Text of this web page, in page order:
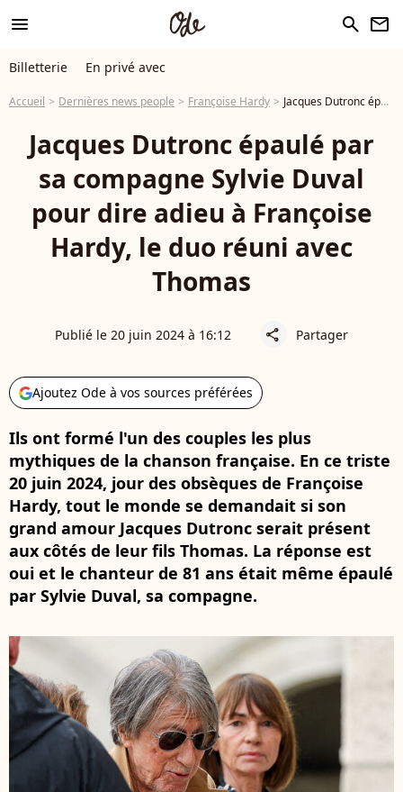
menu search newsletter
Billetterie En privé avec
Accueil Dernières news people Françoise Hardy Jacques Dutronc épaulé par sa compagne Sylvie Duval pour dire adieu à Françoise Hardy, le duo réuni avec Thomas
Jacques Dutronc épaulé par
sa compagne Sylvie Duval
pour dire adieu à Françoise
Hardy, le duo réuni avec
Thomas
Publié le 20 juin 2024 à 16:12 share Partager
Ajoutez Ode à vos sources préférées
Ils ont formé l'un des couples les plus
mythiques de la chanson française. En ce triste
20 juin 2024, jour des obsèques de Françoise
Hardy, tout le monde se demandait si son
grand amour Jacques Dutronc serait présent
aux côtés de leur fils Thomas. La réponse est
oui et le chanteur de 81 ans était même épaulé
par Sylvie Duval, sa compagne.